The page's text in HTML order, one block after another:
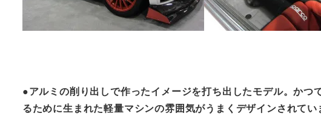
●アルミの削り出しで作ったイメージを打ち出したモデル。か
るために生まれた軽量マシンの雰囲気がうまくデザインされてい